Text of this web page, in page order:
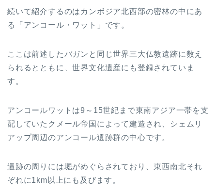
続いて紹介するのはカンボジア北西部の密林の中にあ
る「アンコール・ワット」です。
ここは前述したバガンと同じ世界三大仏教遺跡に数え
られるとともに、世界文化遺産にも登録されていま
す。
アンコールワットは9～15世紀まで東南アジア一帯を支
配していたクメール帝国によって建造され、シェムリ
アップ周辺のアンコール遺跡群の中心です。
遺跡の周りには堀がめぐらされており、東西南北それ
ぞれに1km以上にも及びます。